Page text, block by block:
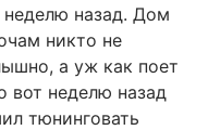
неделю назад. Дом
никто не
а уж как поет
вот неделю назад
тюнинговать